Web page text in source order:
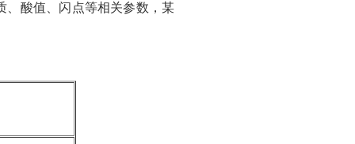
、酸值、闪点等相关参数，某